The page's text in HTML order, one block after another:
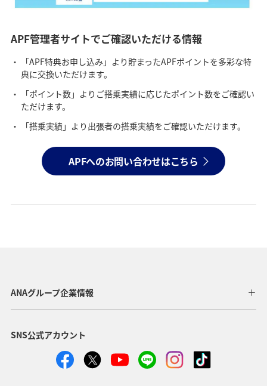
APF管理者サイトでご確認いただける情報
「APF特典お申し込み」より貯まったAPFポイントを多彩な特
典に交換いただけます。
「ポイント数」よりご搭乗実績に応じたポイント数をご確認い
ただけます。
「搭乗実績」より出張者の搭乗実績をご確認いただけます。
APFへのお問い合わせはこちら
ANAグループ企業情報
SNS公式アカウント